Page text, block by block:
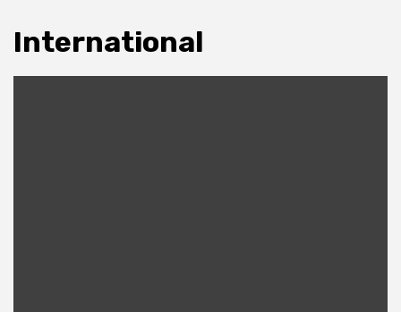
International